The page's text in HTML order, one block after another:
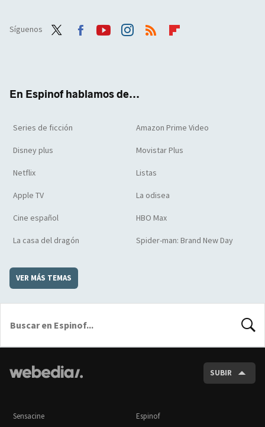
Síguenos
En Espinof hablamos de...
Series de ficción Amazon Prime Video
Disney plus Movistar Plus
Netflix Listas
Apple TV La odisea
Cine español HBO Max
La casa del dragón Spider-man: Brand New Day
VER MÁS TEMAS
SUBIR
Sensacine Espinof